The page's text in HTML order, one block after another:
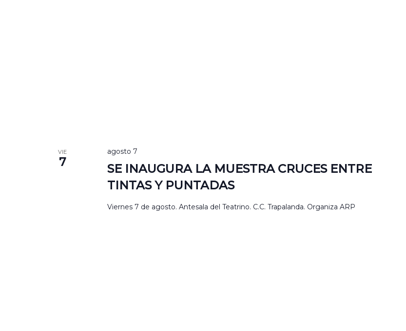
VIE
7
SE INAUGURA LA MUESTRA CRUCES ENTRE
TINTAS Y PUNTADAS
agosto 7
Viernes 7 de agosto. Antesala del Teatrino. C.C. Trapalanda. Organiza ARP